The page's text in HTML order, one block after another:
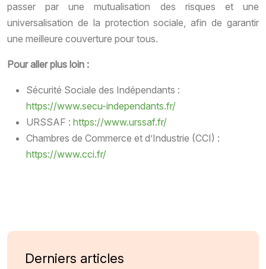
passer par une mutualisation des risques et une
universalisation de la protection sociale, afin de garantir
une meilleure couverture pour tous.
Pour aller plus loin :
Sécurité Sociale des Indépendants :
https://www.secu-independants.fr/
URSSAF : https://www.urssaf.fr/
Chambres de Commerce et d’Industrie (CCI) :
https://www.cci.fr/
Derniers articles